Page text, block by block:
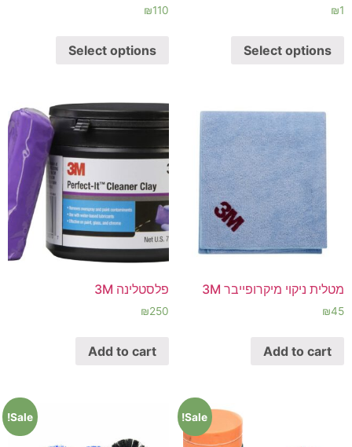
₪1
Select options
₪110
Select options
מטלית ניקוי מיקרופייבר 3M
₪45
Add to cart
פלסטלינה 3M
₪250
Add to cart
Sale!
Sale!